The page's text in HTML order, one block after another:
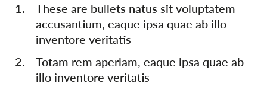
These are bullets natus sit voluptatem
accusantium, eaque ipsa quae ab illo
inventore veritatis
Totam rem aperiam, eaque ipsa quae ab
illo inventore veritatis